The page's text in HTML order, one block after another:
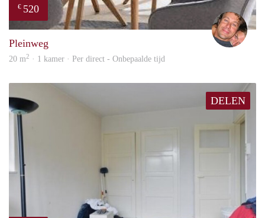
€ 520
Bj Bj
Pleinweg
20 m2 · 1 kamer · Per direct - Onbepaalde tijd
DELEN